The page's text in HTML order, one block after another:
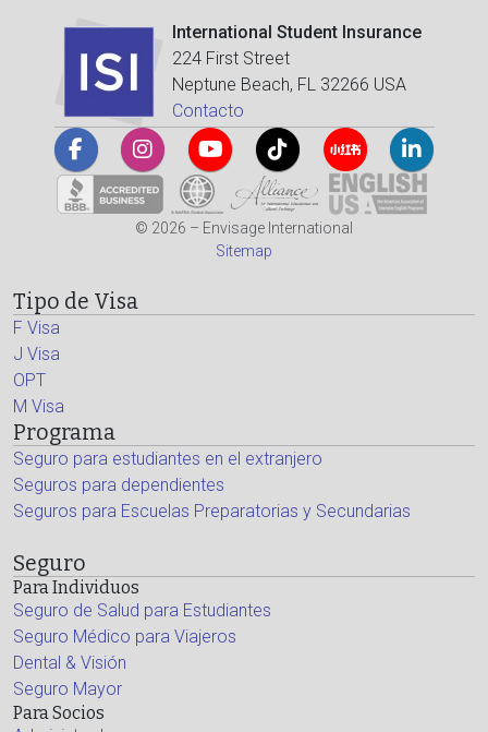
International Student Insurance
224 First Street
Neptune Beach, FL 32266 USA
Contacto
© 2026 – Envisage International
Sitemap
Tipo de Visa
F Visa
J Visa
OPT
M Visa
Programa
Seguro para estudiantes en el extranjero
Seguros para dependientes
Seguros para Escuelas Preparatorias y Secundarias
Seguro
Para Individuos
Seguro de Salud para Estudiantes
Seguro Médico para Viajeros
Dental & Visión
Seguro Mayor
Para Socios